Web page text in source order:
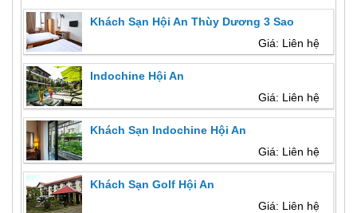
Khách Sạn Hội An Thùy Dương 3 Sao
Giá: Liên hệ
Indochine Hội An
Giá: Liên hệ
Khách Sạn Indochine Hội An
Giá: Liên hệ
Khách Sạn Golf Hội An
Giá: Liên hệ